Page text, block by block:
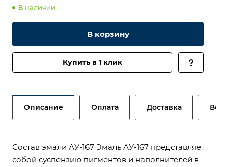
В наличии
В корзину
Купить в 1 клик
Описание Оплата Доставка
Состав эмали АУ-167 Эмаль АУ-167 представляет
собой суспензию пигментов и наполнителей в